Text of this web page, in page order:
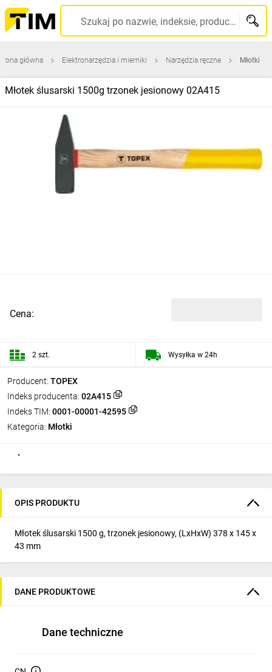
Szukaj po nazwie, indeksie, producencie, kodzie kreskowym...
główna Elektronarzędzia i mierniki Narzędzia ręczne Młotki
Młotek ślusarski 1500g trzonek jesionowy 02A415
Producent: TOPEX
Indeks producenta: 02A415
Indeks TIM: 0001-00001-42595
Kategoria: Młotki
Cena:
2 szt. Wysyłka w 24h
OPIS PRODUKTU
Młotek ślusarski 1500 g, trzonek jesionowy, (LxHxW) 378 x 145 x
43 mm
DANE PRODUKTOWE
Dane techniczne